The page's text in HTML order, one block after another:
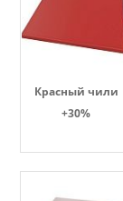
Красный чили
+30%